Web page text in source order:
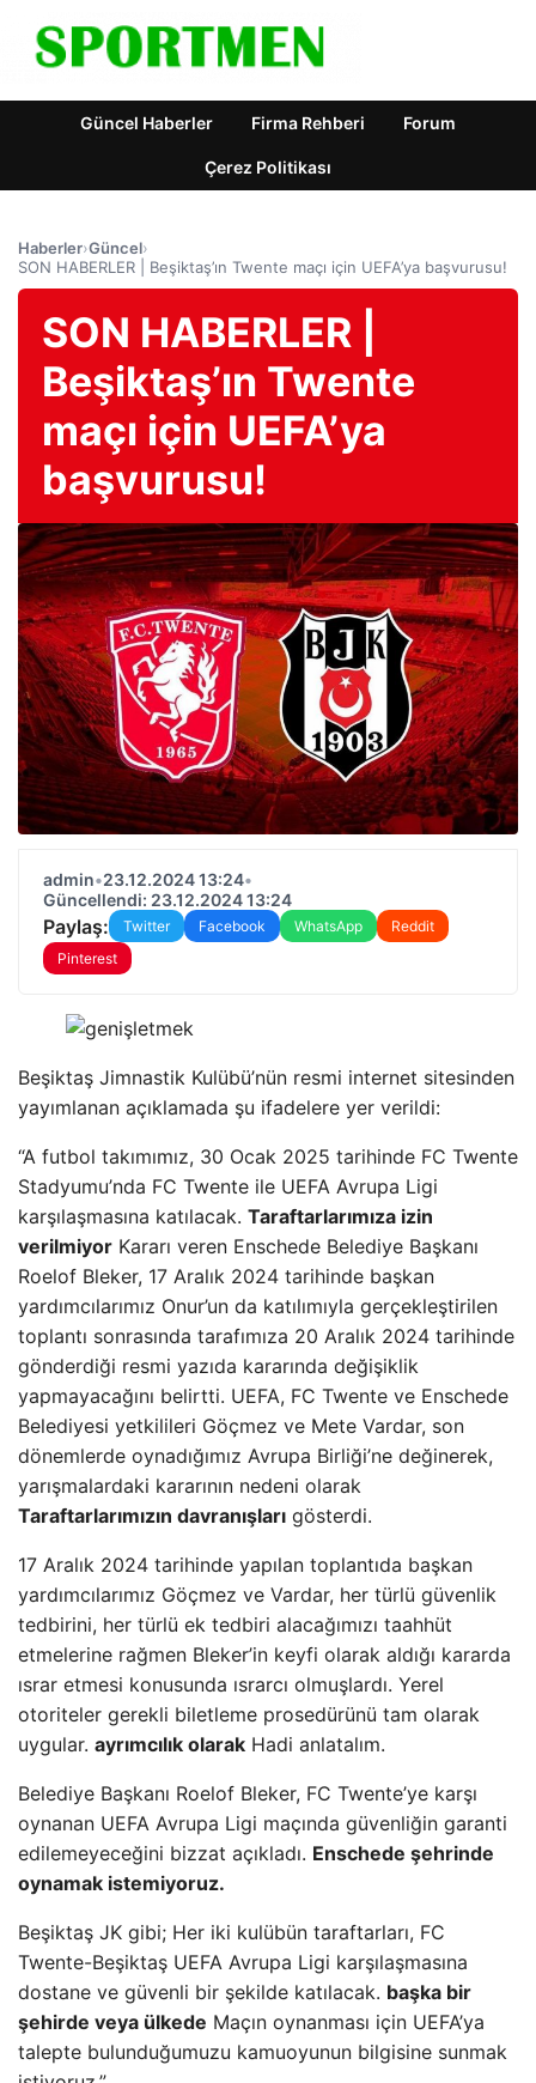
Güncel Haberler Firma Rehberi Forum
Çerez Politikası
Haberler›Güncel›
SON HABERLER | Beşiktaş’ın Twente maçı için UEFA’ya başvurusu!
SON HABERLER |
Beşiktaş’ın Twente
maçı için UEFA’ya
başvurusu!
admin•23.12.2024 13:24•
Güncellendi: 23.12.2024 13:24
Paylaş: Twitter Facebook WhatsApp
Reddit
Pinterest
Beşiktaş Jimnastik Kulübü’nün resmi internet sitesinden
yayımlanan açıklamada şu ifadelere yer verildi:
“A futbol takımımız, 30 Ocak 2025 tarihinde FC Twente
Stadyumu’nda FC Twente ile UEFA Avrupa Ligi
karşılaşmasına katılacak. Taraftarlarımıza izin
verilmiyor Kararı veren Enschede Belediye Başkanı
Roelof Bleker, 17 Aralık 2024 tarihinde başkan
yardımcılarımız Onur’un da katılımıyla gerçekleştirilen
toplantı sonrasında tarafımıza 20 Aralık 2024 tarihinde
gönderdiği resmi yazıda kararında değişiklik
yapmayacağını belirtti. UEFA, FC Twente ve Enschede
Belediyesi yetkilileri Göçmez ve Mete Vardar, son
dönemlerde oynadığımız Avrupa Birliği’ne değinerek,
yarışmalardaki kararının nedeni olarak
Taraftarlarımızın davranışları gösterdi.
17 Aralık 2024 tarihinde yapılan toplantıda başkan
yardımcılarımız Göçmez ve Vardar, her türlü güvenlik
tedbirini, her türlü ek tedbiri alacağımızı taahhüt
etmelerine rağmen Bleker’in keyfi olarak aldığı kararda
ısrar etmesi konusunda ısrarcı olmuşlardı. Yerel
otoriteler gerekli biletleme prosedürünü tam olarak
uygular. ayrımcılık olarak Hadi anlatalım.
Belediye Başkanı Roelof Bleker, FC Twente’ye karşı
oynanan UEFA Avrupa Ligi maçında güvenliğin garanti
edilemeyeceğini bizzat açıkladı. Enschede şehrinde
oynamak istemiyoruz.
Beşiktaş JK gibi; Her iki kulübün taraftarları, FC
Twente-Beşiktaş UEFA Avrupa Ligi karşılaşmasına
dostane ve güvenli bir şekilde katılacak. başka bir
şehirde veya ülkede Maçın oynanması için UEFA’ya
talepte bulunduğumuzu kamuoyunun bilgisine sunmak